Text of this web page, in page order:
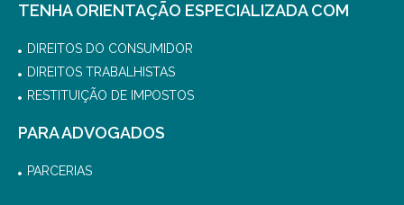
TENHA ORIENTAÇÃO ESPECIALIZADA COM
DIREITOS DO CONSUMIDOR
DIREITOS TRABALHISTAS
RESTITUIÇÃO DE IMPOSTOS
PARA ADVOGADOS
PARCERIAS